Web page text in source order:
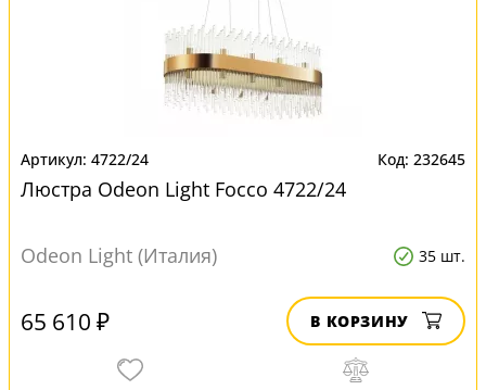
4722/24 232645
Люстра Odeon Light Focco 4722/24
Odeon Light (Италия) 35 шт.
65 610 ₽ В КОРЗИНУ